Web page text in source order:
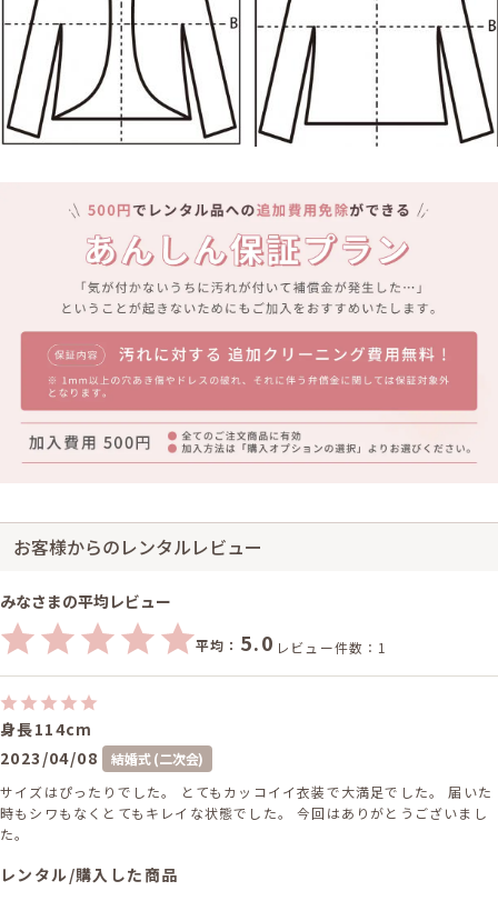
お客様からのレンタルレビュー
みなさまの平均レビュー
平均： 5.0 レビュー件数：1
身長114cm
2023/04/08
結婚式 (二次会)
サイズはぴったりでした。 とてもカッコイイ衣装で大満足でした。 届いた
時もシワもなくとてもキレイな状態でした。 今回はありがとうございまし
た。
レンタル/購入した商品